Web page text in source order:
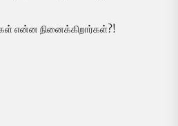
என்ன நினைக்கிறார்கள்?!